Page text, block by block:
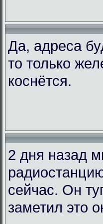
Да, адреса
то только
коснётся.
2 дня назад
сейчас. Он
заметил это